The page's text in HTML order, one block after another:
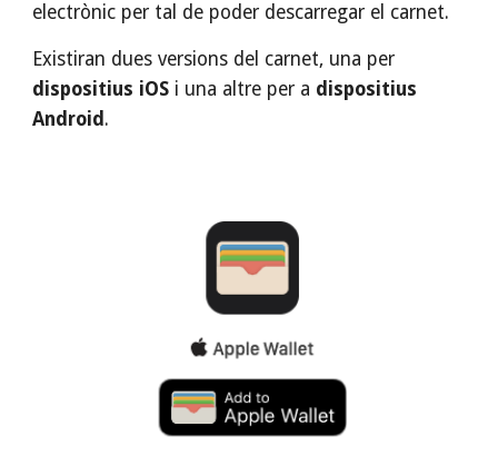
electrònic per tal de poder descarregar el carnet.
dispositius iOS i una altre per a dispositius
Android .